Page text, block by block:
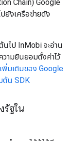
Chain) Google
ยังเครือข่ายดัง
ไป InMobi จะอ่าน
ามยินยอมตั้งค่าไว้
มเติมของ Google
ต้น SDK
รัฐใน